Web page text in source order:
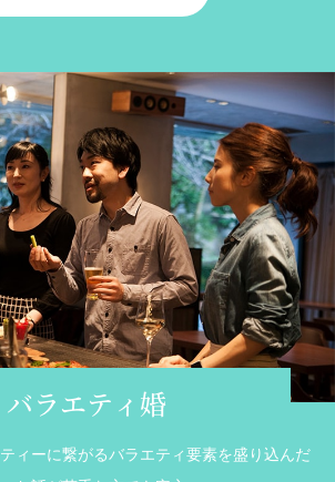
バラエティ婚
ィーに繋がるバラエティ要素を盛り込んだ